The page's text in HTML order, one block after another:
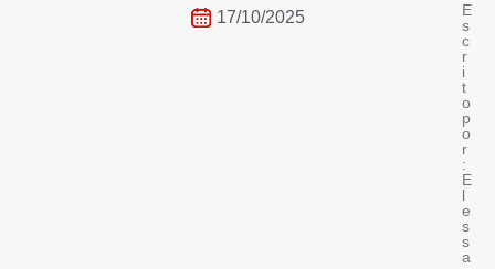
17/10/2025
E
s
c
r
i
t
o
p
o
r
:
E
l
e
s
s
a